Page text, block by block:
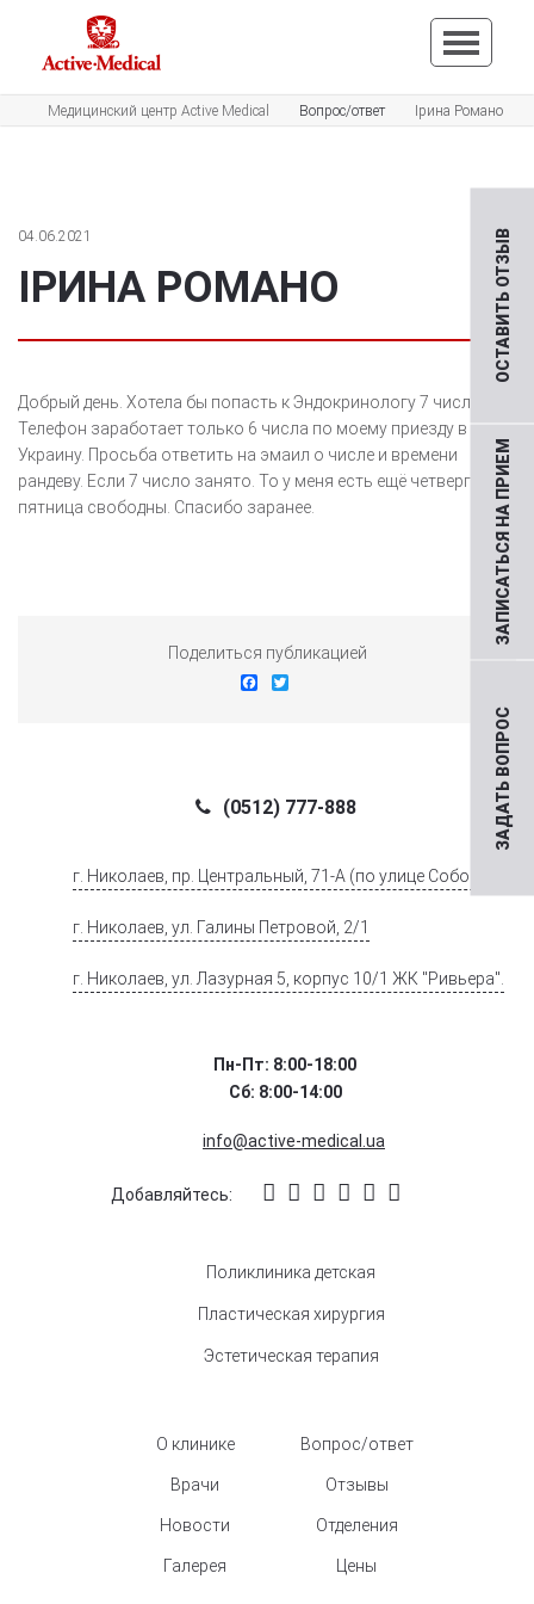
ЗАДАТЬ ВОПРОС
ЗАПИСАТЬСЯ НА ПРИЕМ
ОСТАВИТЬ ОТЗЫВ
Медицинский центр Active Medical Вопрос/ответ Ірина Романо
04.06.2021
ІРИНА РОМАНО
Добрый день. Хотела бы попасть к Эндокринологу 7 числа.
Телефон заработает только 6 числа по моему приезду в
Украину. Просьба ответить на эмаил о числе и времени
рандеву. Если 7 число занято. То у меня есть ещё четверг и
пятница свободны. Спасибо заранее.
Поделиться публикацией
Facebook
(0512) 777-888
г. Николаев, пр. Центральный, 71-А (по улице Соборной)
г. Николаев, ул. Галины Петровой, 2/1
г. Николаев, ул. Лазурная 5, корпус 10/1 ЖК "Ривьера".
Пн-Пт: 8:00-18:00
Сб: 8:00-14:00
info@active-medical.ua
Добавляйтесь:
Поликлиника детская
Пластическая хирургия
Эстетическая терапия
О клинике
Врачи
Новости
Галерея
Вопрос/ответ
Отзывы
Отделения
Цены